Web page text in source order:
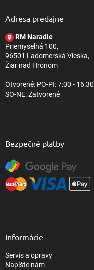
Adresa predajne
RM Naradie
Priemyselná 100,
96501 Ladomerská Vieska,
Žiar nad Hronom
Otvorené: PO-PI: 7:00 - 16:30
SO-NE: Zatvorené
Bezpečné platby
Informácie
Servis a opravy
Napíšte nám